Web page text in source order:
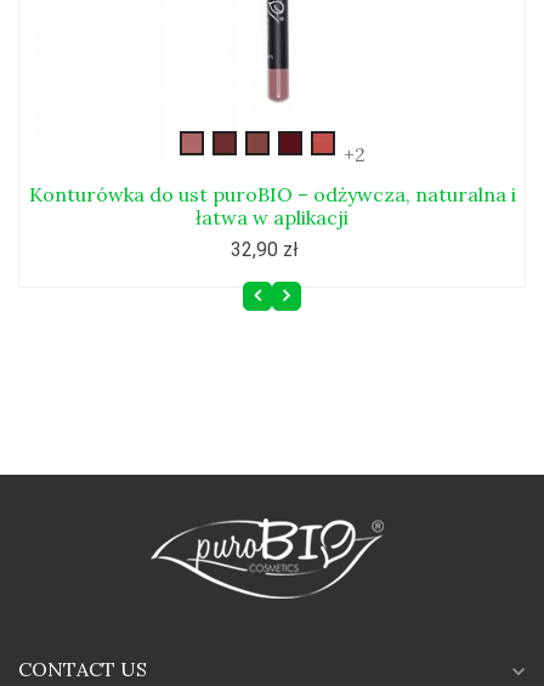
Kont_50
Kont_51
+2
Konturówka do ust puroBIO – odżywcza, naturalna i
łatwa w aplikacji
32,90 zł
CONTACT US expand_more